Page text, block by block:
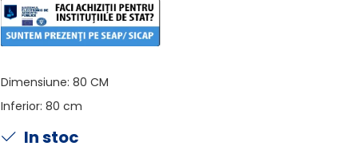
Dimensiune: 80 CM
Inferior: 80 cm
In stoc